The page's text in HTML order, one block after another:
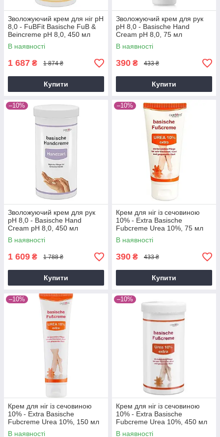
Зволожуючий крем для ніг рН
8,0 - FuBFit Basische FuB &
Beincreme pH 8,0, 450 мл
В наявності
1 687 ₴ 1 874 ₴
Купити
Зволожуючий крем для рук
рН 8,0 - Basische Hand
Cream pH 8,0, 75 мл
В наявності
390 ₴ 433 ₴
Купити
–10%
Зволожуючий крем для рук
рН 8,0 - Basische Hand
Cream pH 8,0, 450 мл
В наявності
1 609 ₴ 1 788 ₴
Купити
–10%
Крем для ніг із сечовиною
10% - Extra Basische
Fubcreme Urea 10%, 75 мл
В наявності
390 ₴ 433 ₴
Купити
–10%
Крем для ніг із сечовиною
10% - Extra Basische
Fubcreme Urea 10%, 150 мл
В наявності
–10%
Крем для ніг із сечовиною
10% - Extra Basische
Fubcreme Urea 10%, 450 мл
В наявності